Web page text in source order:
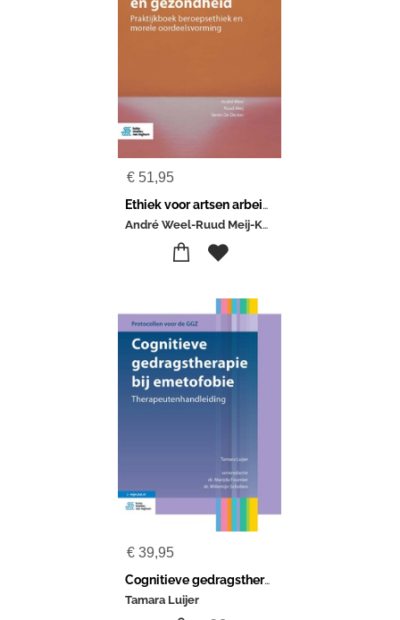
€ 51,95
Ethiek voor artsen arbeid en gezondheid
André Weel-Ruud Meij-Kevin De Decker
€ 39,95
Cognitieve gedragstherapie bij emetofobie
Tamara Luijer